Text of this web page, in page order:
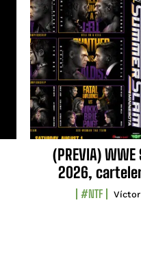
(PREVIA)
2026,
#NTF